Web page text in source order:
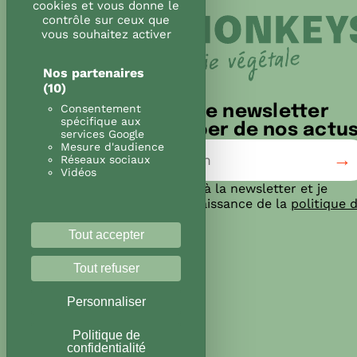
cookies et vous donne le
contrôle sur ceux que
vous souhaitez activer
Nos partenaires
(10)
Consentement
spécifique aux
services Google
Mesure d'audience
Réseaux sociaux
Vidéos
Tout accepter
Tout refuser
Personnaliser
Politique de
confidentialité
Inscris-toi à notre newsletter
pour ne rien louper de nos
J’accepte de m’inscrire à la newsletter et je
reconnais avoir pris connaissance de la politique